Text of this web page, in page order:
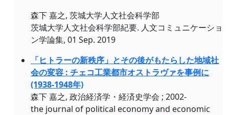
森下 嘉之, 茨城大学人文社会科学部
茨城大学人文社会科学部紀要. 人文コミュニケーショ
ン学論集, 01 Sep. 2019
「ヒトラーの新秩序」とその後がもたらした地域社
会の変容 : チェコ工業都市オストラヴァを事例に
(1938-1948年)
森下 嘉之, 政治経済学・経済史学会 ; 2002-
the journal of political economy and economic